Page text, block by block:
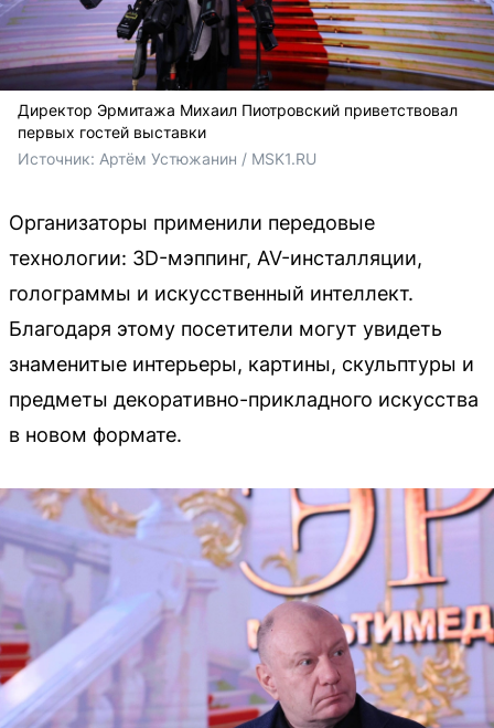
Директор Эрмитажа Михаил Пиотровский приветствовал
первых гостей выставки
Источник: Артём Устюжанин / MSK1.RU
Организаторы применили передовые
технологии: 3D-мэппинг, AV-инсталляции,
голограммы и искусственный интеллект.
Благодаря этому посетители могут увидеть
знаменитые интерьеры, картины, скульптуры и
предметы декоративно-прикладного искусства
в новом формате.